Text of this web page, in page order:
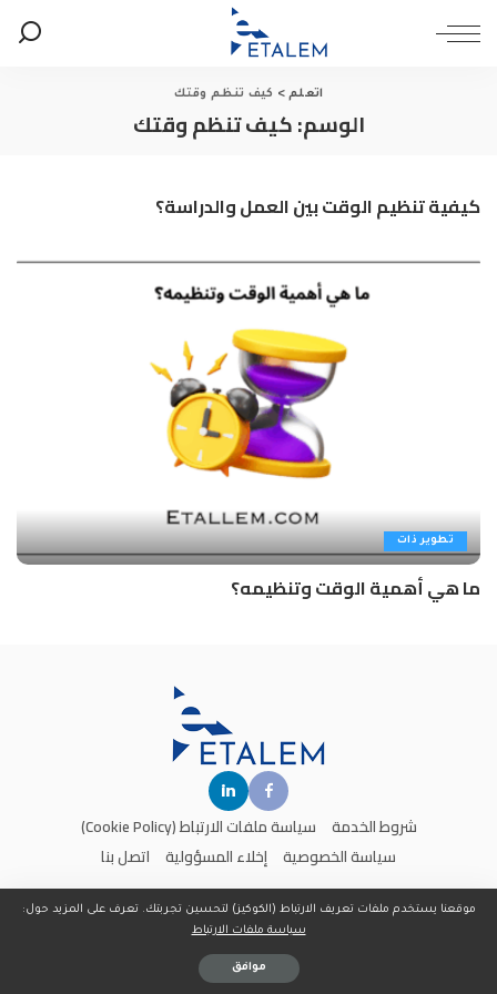
اتعلم> كيف تنظم وقتك
الوسم:كيف تنظم وقتك
كيفية تنظيم الوقت بين العمل والدراسة؟
تطوير ذات
ما هي أهمية الوقت وتنظيمه؟
شروط الخدمة سياسة ملفات الارتباط (Cookie Policy)
سياسة الخصوصية إخلاء المسؤولية اتصل بنا
جميع الحقوق محفوظة لدى موقعإتعلم- تم تطوير وتصميم الموقع من قبل
موقعنا يستخدم ملفات تعريف الارتباط (الكوكيز) لتحسين تجربتك. تعرف على المزيد حول:
سياسة ملفات الارتباط
موافق